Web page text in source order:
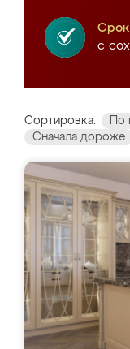
с
Сортировка: По
Сначала дороже